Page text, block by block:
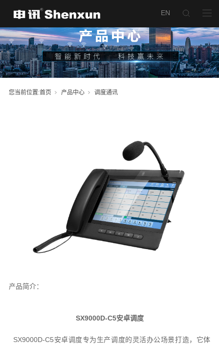
您当前位置:首页 产品中心 调度通讯
产品简介：
SX9000D-C5安卓调度
SX9000D-C5安卓调度专为生产调度的灵活办公场景打造，它体